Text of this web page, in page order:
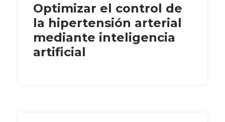
Optimizar el control de
la hipertensión arterial
mediante inteligencia
artificial